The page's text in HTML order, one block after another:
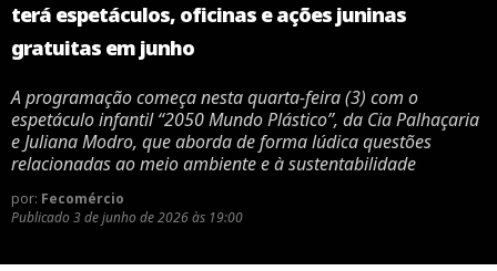
terá espetáculos, oficinas e ações juninas
gratuitas em junho
A programação começa nesta quarta-feira (3) com o
espetáculo infantil “2050 Mundo Plástico”, da Cia Palhaçaria
e Juliana Modro, que aborda de forma lúdica questões
relacionadas ao meio ambiente e à sustentabilidade
por: Fecomércio
Publicado 3 de junho de 2026 às 19:00